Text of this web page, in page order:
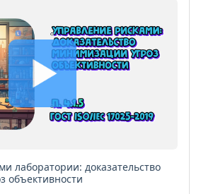
лаборатории: доказательство
объективности